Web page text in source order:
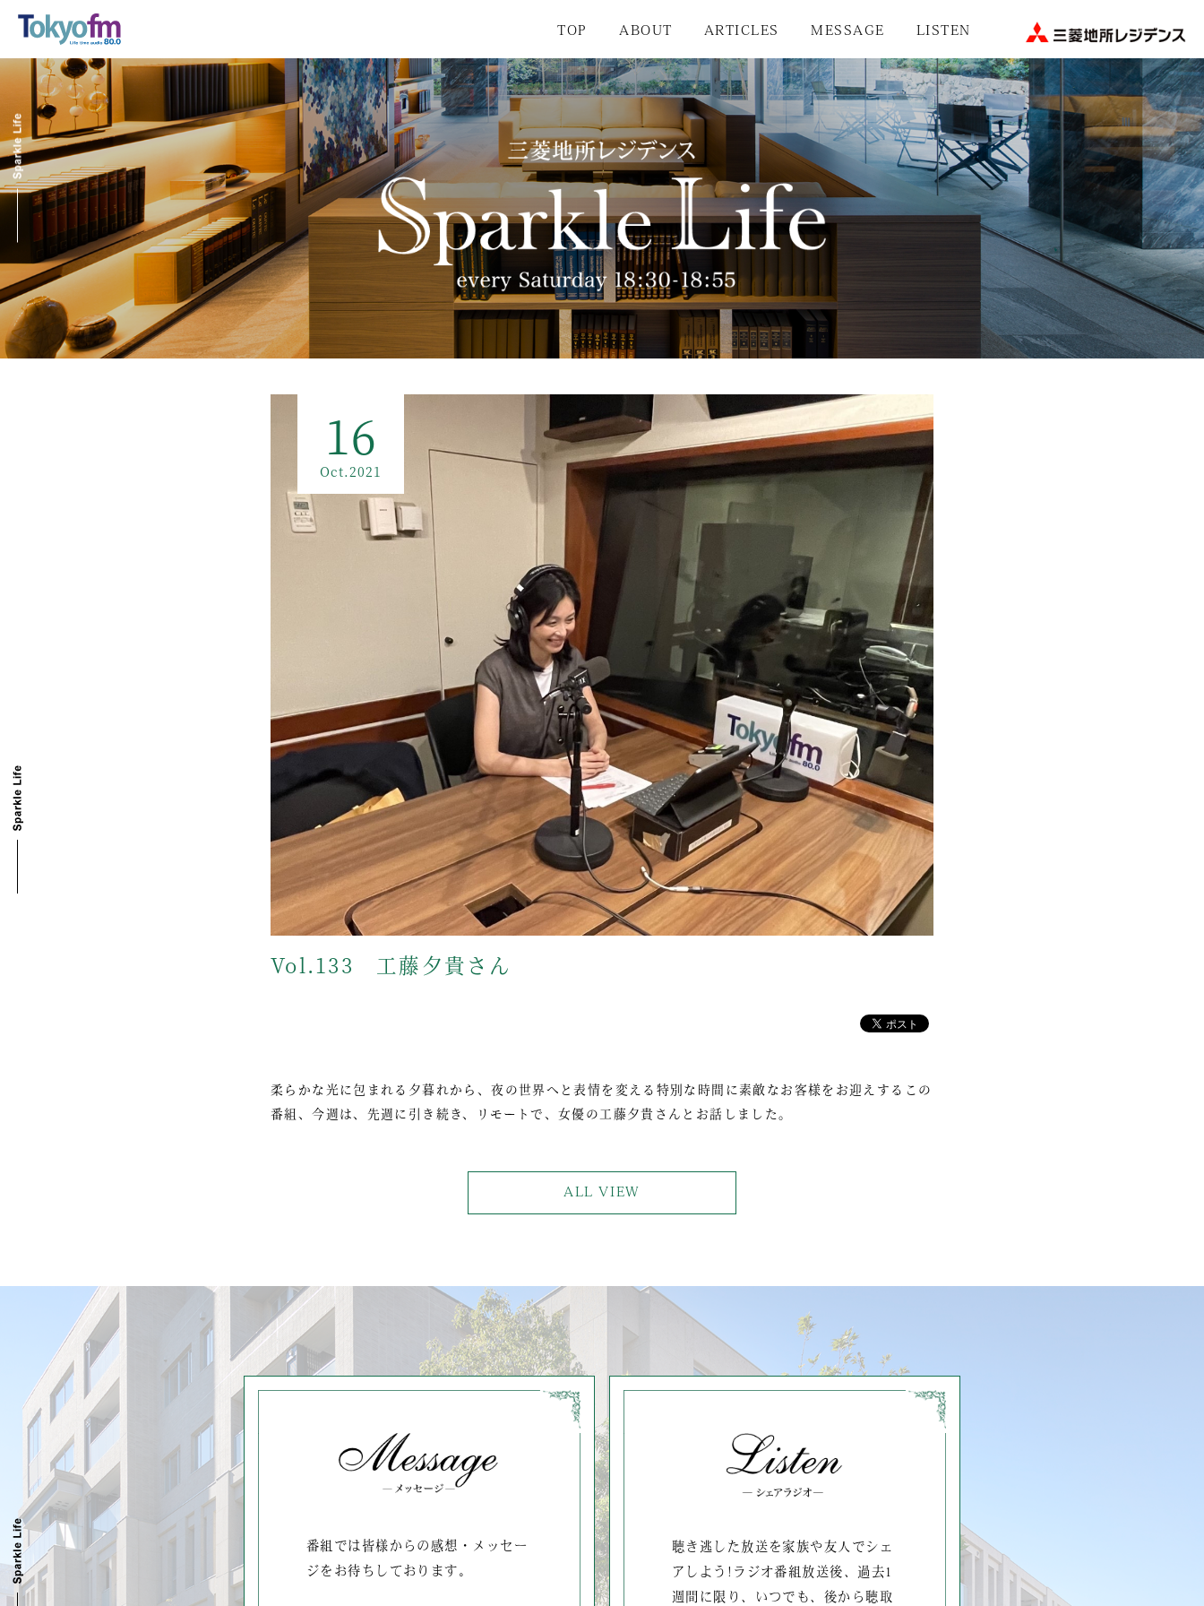
TOP ABOUT ARTICLES MESSAGE LISTEN
16
Oct.2021
Vol.133 工藤夕貴さん
柔らかな光に包まれる夕暮れから、夜の世界へと表情を変える特別な時間に素敵なお客様をお迎えするこの
番組、今週は、先週に引き続き、リモートで、女優の工藤夕貴さんとお話しました。
ALL VIEW
番組では皆様からの感想・メッセー
ジをお待ちしております。
聴き逃した放送を家族や友人でシェ
アしよう!ラジオ番組放送後、過去1
週間に限り、いつでも、後から聴取